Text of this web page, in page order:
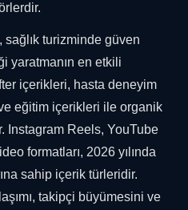
sağlık turizminde güven
yaratmanın en etkili
içerikleri, hasta deneyim
ve eğitim içerikleri ile organik
Instagram Reels, YouTube
formatları, 2026 yılında
sahip içerik türleridir.
takipçi büyümesini ve